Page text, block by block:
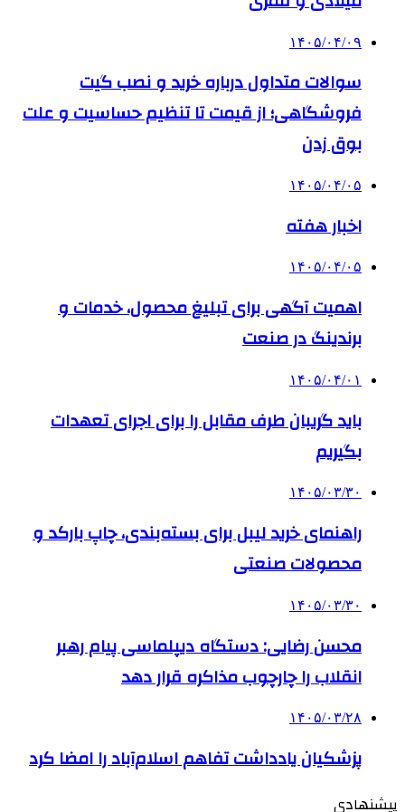
۱۴۰۵/۰۴/۰۹
سوالات متداول درباره خرید و نصب گیت
فروشگاهی؛ از قیمت تا تنظیم حساسیت و علت
بوق زدن
۱۴۰۵/۰۴/۰۵
اخبار هفته
۱۴۰۵/۰۴/۰۵
اهمیت آگهی برای تبلیغ محصول، خدمات و
برندینگ در صنعت
۱۴۰۵/۰۴/۰۱
باید گریبان طرف مقابل را برای اجرای تعهدات
بگیریم
۱۴۰۵/۰۳/۳۰
راهنمای خرید لیبل برای بسته‌بندی، چاپ بارکد و
محصولات صنعتی
۱۴۰۵/۰۳/۳۰
محسن رضایی: دستگاه دیپلماسی پیام رهبر
انقلاب را چارچوب مذاکره قرار دهد
۱۴۰۵/۰۳/۲۸
پزشکیان یادداشت تفاهم اسلام‌آباد را امضا کرد
پیشنهادی